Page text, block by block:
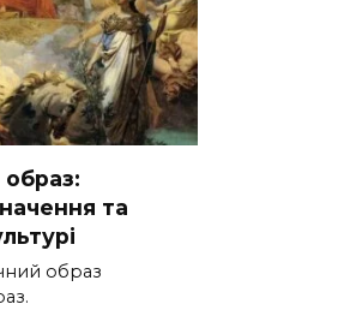
образ:
та
образ